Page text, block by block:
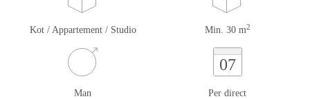
Kot / Appartement / Studio Min. 30 m2
Man
07
Per direct